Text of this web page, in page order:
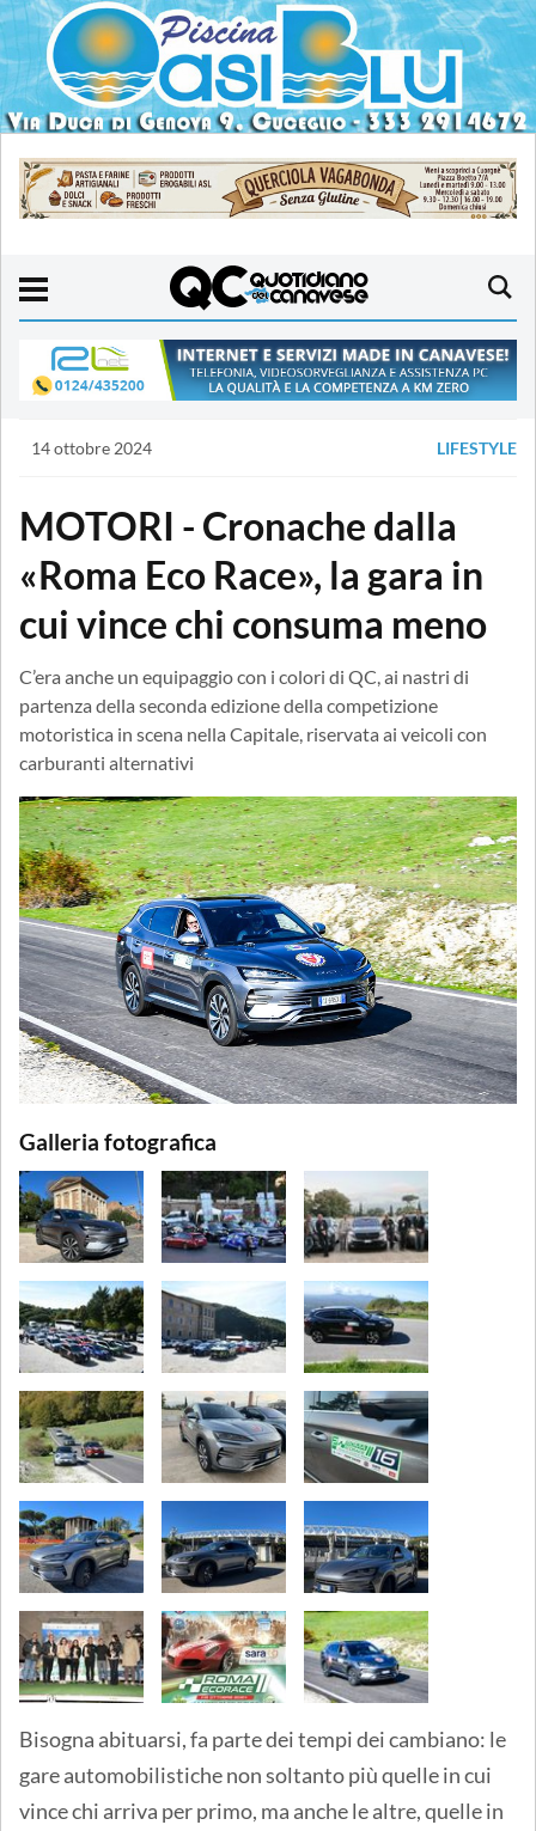
14 ottobre 2024 LIFESTYLE
MOTORI - Cronache dalla
«Roma Eco Race», la gara in
cui vince chi consuma meno
C’era anche un equipaggio con i colori di QC, ai nastri di
partenza della seconda edizione della competizione
motoristica in scena nella Capitale, riservata ai veicoli con
carburanti alternativi
Galleria fotografica
Bisogna abituarsi, fa parte dei tempi dei cambiano: le
gare automobilistiche non soltanto più quelle in cui
vince chi arriva per primo, ma anche le altre, quelle in